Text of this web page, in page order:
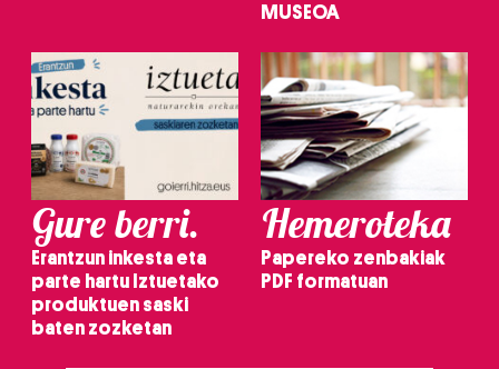
MUSEOA
Gure berri.
Erantzun inkesta eta
parte hartu Iztuetako
produktuen saski
baten zozketan
Hemeroteka
Papereko zenbakiak
PDF formatuan